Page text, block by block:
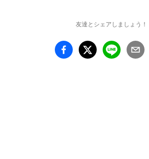
友達とシェアしましょう！